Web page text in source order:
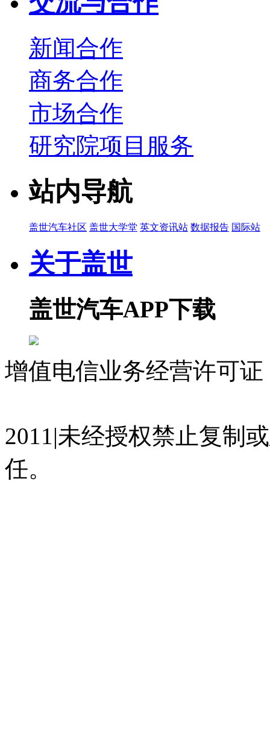
新闻合作
商务合作
市场合作
研究院项目服务
站内导航
盖世汽车社区 盖世大学堂 英文资讯站 数据报告 国际站
关于盖世
盖世汽车APP下载
增值电信业务经营许可
2011|未经授权禁止复制
任。